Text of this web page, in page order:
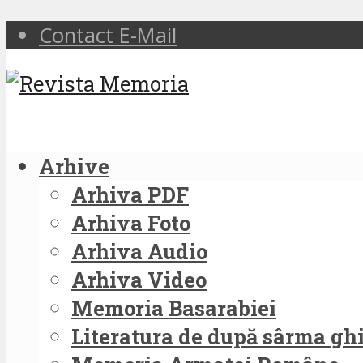
Contact E-Mail
Arhive
Arhiva PDF
Arhiva Foto
Arhiva Audio
Arhiva Video
Memoria Basarabiei
Literatura de după sârma